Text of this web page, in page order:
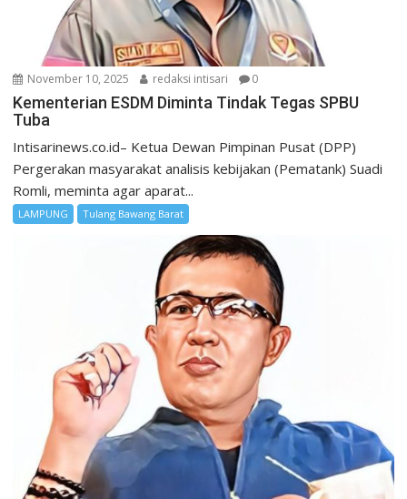
November 10, 2025 redaksi intisari 0
Kementerian ESDM Diminta Tindak Tegas SPBU
Tuba
Intisarinews.co.id– Ketua Dewan Pimpinan Pusat (DPP)
Pergerakan masyarakat analisis kebijakan (Pematank) Suadi
Romli, meminta agar aparat...
LAMPUNG Tulang Bawang Barat